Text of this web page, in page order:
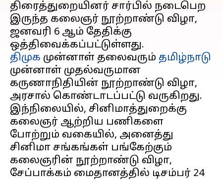
திரைத்துறையினர் சார்பில் நடைபெற
இருந்த கலைஞர் நூற்றாண்டு விழா,
ஜனவரி 6 ஆம் தேதிக்கு
திமுக முன்னாள் தலைவரும் தமிழ்நாடு
முன்னாள் முதல்வருமான
கருணாநிதியின் நூற்றாண்டு விழா,
அரசால் கொண்டாடப்பட்டு வருகிறது.
இந்நிலையில், சினிமாத்துறைக்கு
கலைஞர் ஆற்றிய பணிகளை
போற்றும் வகையில், அனைத்து
சினிமா சங்கங்கள் பங்கேற்கும்
கலைஞரின் நூற்றாண்டு விழா,
சேப்பாக்கம் மைதானத்தில் டிசம்பர் 24